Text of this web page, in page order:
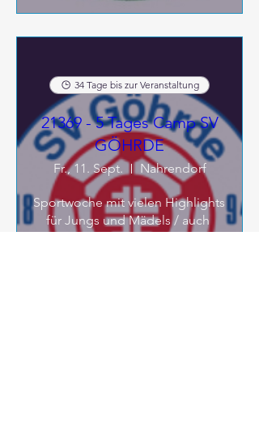
34 Tage bis zur Veranstaltung
21369 - 5 Tages Camp SV
GÖHRDE
Fr., 11. Sept. Nahrendorf
Sportwoche mit vielen Highlights
für Jungs und Mädels / auch